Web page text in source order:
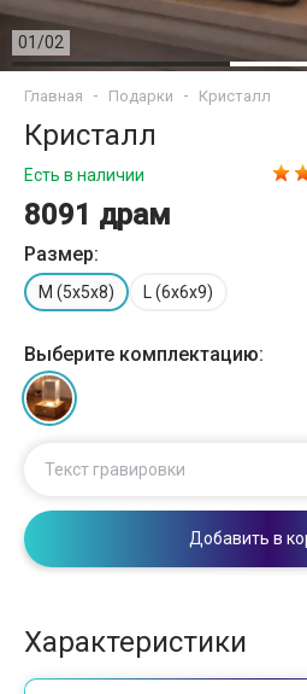
01 /02
Главная Подарки Кристалл
Кристалл
Есть в наличии
8091 драм
Размер:
M (5x5x8) L (6x6x9)
Выберите комплектацию:
Текст гравировки
Добавить в
Характеристики